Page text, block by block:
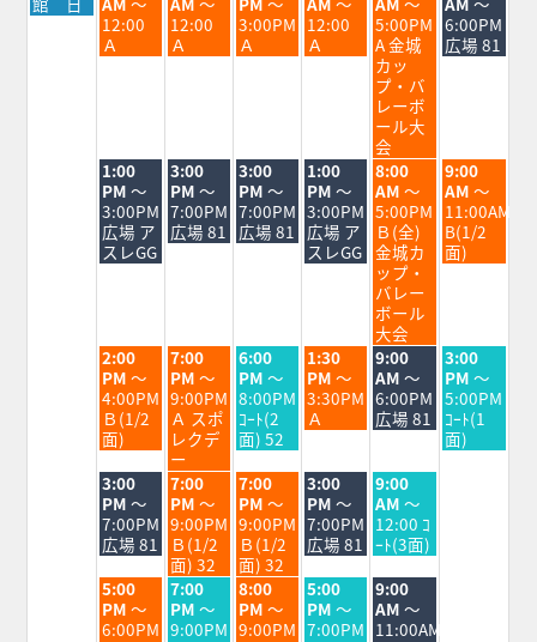
日,
日,
8
月
12:00
Ａ
日,
8
月
12:00
Ａ
日,
8
月
3:00PM
Ａ
日,
8
月
12:00
Ａ
日,
8
月
22nd
2026
5:00PM
A 金城
カッ
プ・バ
レーボ
ール大
会
日,
8
月
6:00PM
広場 81
火
曜
日,
8
月
18th
1:00
PM ～
3:00PM
広場 ア
スレGG
水
曜
日,
8
月
3:00
PM ～
7:00PM
広場 81
木
曜
日,
8
月
3:00
PM ～
7:00PM
広場 81
金
曜
日,
8
月
21st
1:00
PM ～
3:00PM
広場 ア
スレGG
土
曜
日,
8
月
22nd
2026
8:00
AM ～
5:00PM
Ｂ(全)
金城カ
ップ・
バレー
ボール
大会
日
曜
日,
8
月
23rd
9:00
AM ～
11:00AM
B(1/2
面)
火
曜
日,
8
月
18th
2026
2:00
PM ～
4:00PM
Ｂ(1/2
面)
水
曜
日,
8
月
19th
2026
7:00
PM ～
9:00PM
Ａ スポ
レクデ
ー
木
曜
日,
8
月
20th
2026
6:00
PM ～
8:00PM
ｺｰﾄ(2
面) 52
金
曜
日,
8
月
2026
1:30
PM ～
3:30PM
Ａ
土
曜
日,
8
月
2026
9:00
AM ～
6:00PM
広場 81
日
曜
日,
8
月
23rd
3:00
PM ～
5:00PM
ｺｰﾄ(1
面)
火
曜
日,
8
月
18th
2026
3:00
PM ～
7:00PM
広場 81
水
曜
日,
8
月
19th
2026
7:00
PM ～
9:00PM
Ｂ(1/2
面) 32
木
曜
日,
8
月
20th
2026
7:00
PM ～
9:00PM
Ｂ(1/2
面) 32
金
曜
日,
8
月
21st
2026
3:00
PM ～
7:00PM
広場 81
土
曜
日,
8
月
22nd
2026
9:00
AM ～
12:00 ｺ
ｰﾄ(3面)
火
曜
日,
5:00
PM ～
6:00PM
水
曜
日,
7:00
PM ～
9:00PM
木
曜
日,
8:00
PM ～
9:00PM
金
曜
日,
5:00
PM ～
7:00PM
土
曜
日,
9:00
AM ～
11:00AM